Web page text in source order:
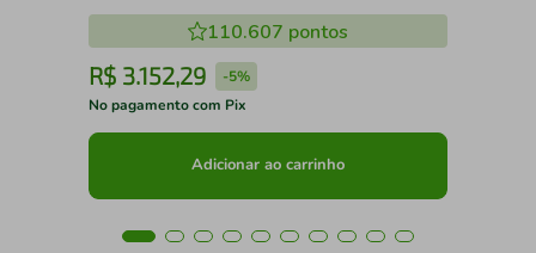
110.607 pontos
R$ 3.152,29 -5%
No pagamento com Pix
Adicionar ao carrinho